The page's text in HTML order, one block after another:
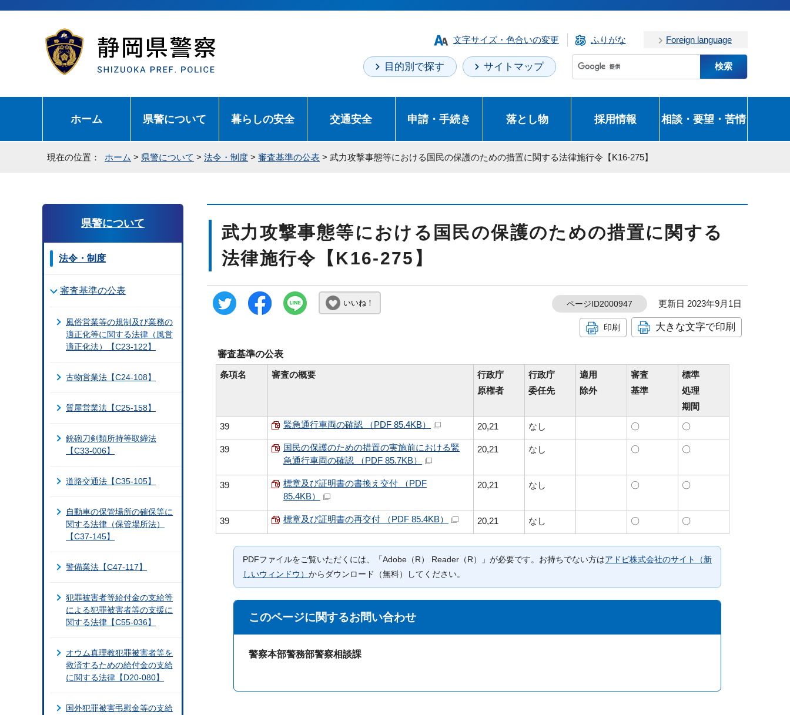
文字サイズ・色合いの変更 ふりがな Foreign language
目的別で探す サイトマップ
ホーム 県警について 暮らしの安全 交通安全 申請・手続き 落とし物 採用情報 相談・要望・苦情
現在の位置： ホーム > 県警について > 法令・制度 > 審査基準の公表 > 武力攻撃事態等における国民の保護のための措置に関する法律施行令【K16-275】
武力攻撃事態等における国民の保護のための措置に関する
法律施行令【K16-275】
いいね！ ページID2000947 更新日 2023年9月1日
印刷 大きな文字で印刷
審査基準の公表
条項名 審査の概要
行政庁
原権者
行政庁
委任先
適用
除外
審査
基準
標準
処理
期間
39
緊急通行車両の確認 （PDF 85.4KB） 20,21 なし 〇 〇
39
国民の保護のための措置の実施前における緊
急通行車両の確認 （PDF 85.7KB）
20,21 なし 〇 〇
39
標章及び証明書の書換え交付 （PDF
85.4KB）
20,21 なし 〇 〇
39 標章及び証明書の再交付 （PDF 85.4KB） 20,21 なし 〇 〇
PDFファイルをご覧いただくには、「Adobe（R） Reader（R）」が必要です。お持ちでない方はアドビ株式会社のサイト（新
しいウィンドウ） からダウンロード（無料）してください。
このページに関するお問い合わせ
警察本部警務部警察相談課
県警について
法令・制度
審査基準の公表
風俗営業等の規制及び業務の
適正化等に関する法律（風営
適正化法）【C23-122】
古物営業法【C24-108】
質屋営業法【C25-158】
銃砲刀剣類所持等取締法
【C33-006】
道路交通法【C35-105】
自動車の保管場所の確保等に
関する法律（保管場所法）
【C37-145】
警備業法【C47-117】
犯罪被害者等給付金の支給等
による犯罪被害者等の支援に
関する法律【C55-036】
オウム真理教犯罪被害者等を
救済するための給付金の支給
に関する法律【D20-080】
国外犯罪被害弔慰金等の支給